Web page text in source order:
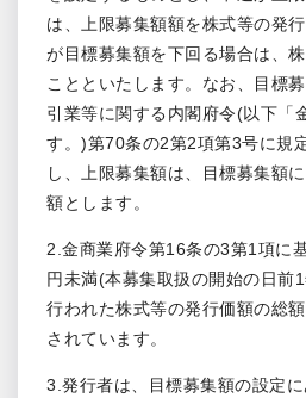
は、上限募集額額を株式等の発
が目標募集額を下回る場合は、
ことといたします。なお、目標
引業等に関する内閣府令(以下「
す。)第70条の2第2項第3号に規
し、上限募集額は、目標募集額
額とします。
2.金商業府令第16条の3第1項に
円未満(本募集取扱の開始の日前
行われた株式等の発行価額の総
されています。
3.発行者は、目標募集額の設定